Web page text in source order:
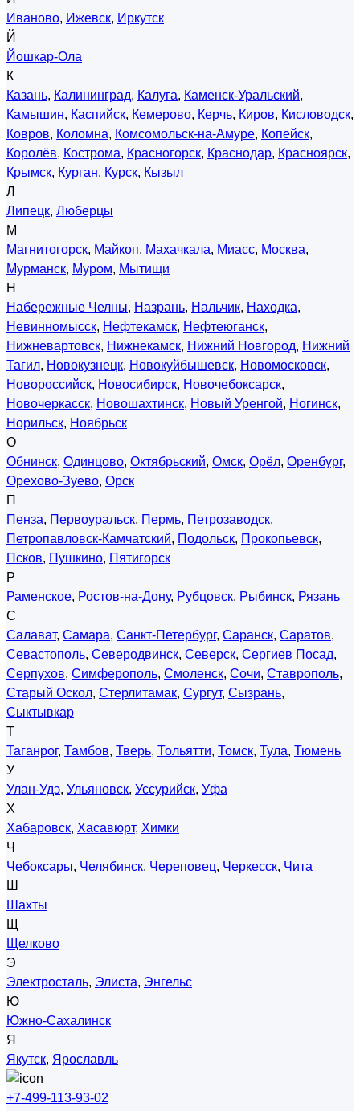
Иваново, Ижевск, Иркутск
Й
Йошкар-Ола
К
Казань, Калининград, Калуга, Каменск-Уральский,
Камышин, Каспийск, Кемерово, Керчь, Киров, Кисловодск,
Ковров, Коломна, Комсомольск-на-Амуре, Копейск,
Королёв, Кострома, Красногорск, Краснодар, Красноярск,
Крымск, Курган, Курск, Кызыл
Л
Липецк, Люберцы
М
Магнитогорск, Майкоп, Махачкала, Миасс, Москва,
Мурманск, Муром, Мытищи
Н
Набережные Челны, Назрань, Нальчик, Находка,
Невинномысск, Нефтекамск, Нефтеюганск,
Нижневартовск, Нижнекамск, Нижний Новгород, Нижний
Тагил, Новокузнецк, Новокуйбышевск, Новомосковск,
Новороссийск, Новосибирск, Новочебоксарск,
Новочеркасск, Новошахтинск, Новый Уренгой, Ногинск,
Норильск, Ноябрьск
О
Обнинск, Одинцово, Октябрьский, Омск, Орёл, Оренбург,
Орехово-Зуево, Орск
П
Пенза, Первоуральск, Пермь, Петрозаводск,
Петропавловск-Камчатский, Подольск, Прокопьевск,
Псков, Пушкино, Пятигорск
Р
Раменское, Ростов-на-Дону, Рубцовск, Рыбинск, Рязань
С
Салават, Самара, Санкт-Петербург, Саранск, Саратов,
Севастополь, Северодвинск, Северск, Сергиев Посад,
Серпухов, Симферополь, Смоленск, Сочи, Ставрополь,
Старый Оскол, Стерлитамак, Сургут, Сызрань,
Сыктывкар
Т
Таганрог, Тамбов, Тверь, Тольятти, Томск, Тула, Тюмень
У
Улан-Удэ, Ульяновск, Уссурийск, Уфа
Х
Хабаровск, Хасавюрт, Химки
Ч
Чебоксары, Челябинск, Череповец, Черкесск, Чита
Ш
Шахты
Щ
Щелково
Э
Электросталь, Элиста, Энгельс
Ю
Южно-Сахалинск
Я
Якутск, Ярославль
+7-499-113-93-02